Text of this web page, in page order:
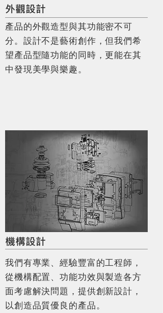
外觀設計
產品的外觀造型與其功能密不可
分 。 設計不是藝術創作 ，但我們希
望產品型隨功能的同時 ，更能在其
中發現美學與樂趣 。
機構設計
我們有專業 、經驗豐富的工程師 ，
從機構配置 、功能功效與製造各方
面考慮解決問題 ， 提供創新設計 ，
以創造品質優良的產品 。